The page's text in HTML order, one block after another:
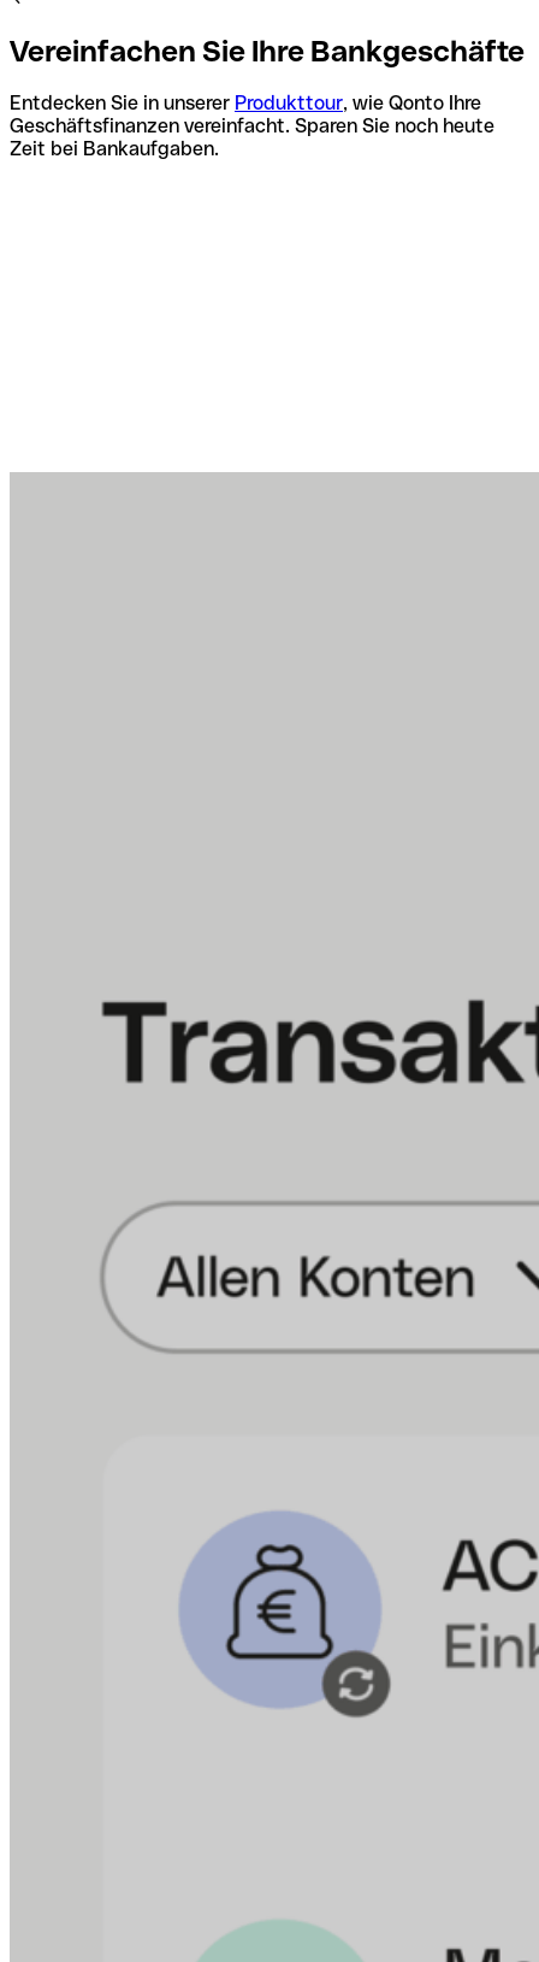
Vereinfachen Sie Ihre Bankgeschäfte
Entdecken Sie in unserer Produkttour, wie Qonto Ihre
Geschäftsfinanzen vereinfacht. Sparen Sie noch heute
Zeit bei Bankaufgaben.